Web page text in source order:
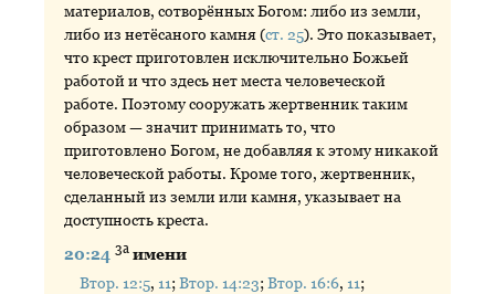
материалов, сотворённых Богом: либо из земли,
либо из нетёсаного камня (ст. 25). Это показывает,
что крест приготовлен исключительно Божьей
работой и что здесь нет места человеческой
работе. Поэтому сооружать жертвенник таким
образом — значит принимать то, что
приготовлено Богом, не добавляя к этому никакой
человеческой работы. Кроме того, жертвенник,
сделанный из земли или камня, указывает на
доступность креста.
20:243а имени
Втор. 12:5, 11;Втор. 14:23;Втор. 16:6, 11;